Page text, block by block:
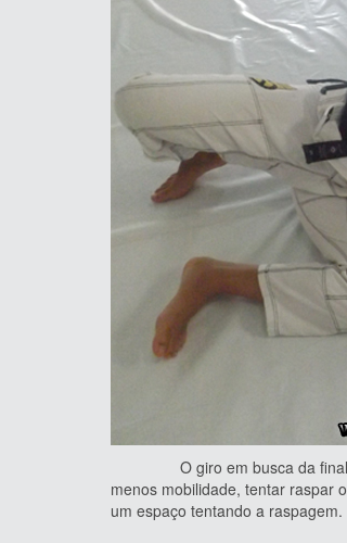
O giro em busca da
menos mobilidade, tentar raspar
um espaço tentando a raspagem.